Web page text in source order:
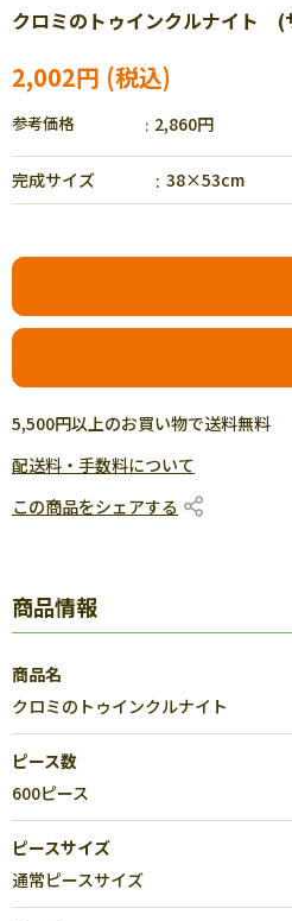
クロミのトゥインクルナイト
2,002円
参考価格 2,860円
完成サイズ 38×53cm
5,500円以上のお買い物で送料無料
配送料・手数料について
この商品をシェアする
商品情報
商品名
クロミのトゥインクルナイト
ピース数
600ピース
ピースサイズ
通常ピースサイズ